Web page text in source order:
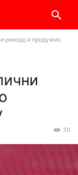
рекорд и продужио
30